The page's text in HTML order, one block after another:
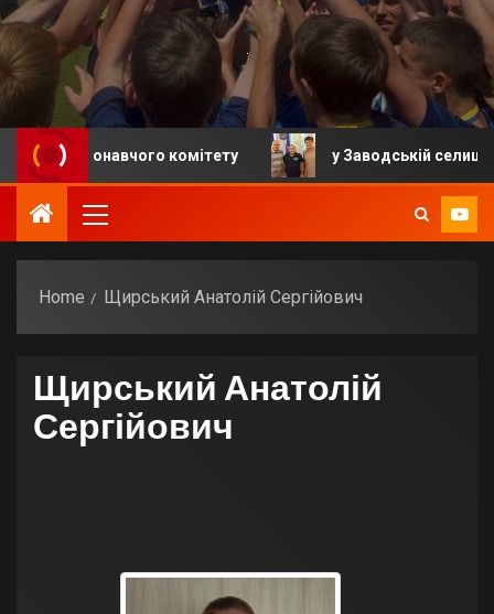
виконавчого комітету у Заводській селищній
Home Щирський Анатолій Сергійович
Щирський Анатолій
Сергійович